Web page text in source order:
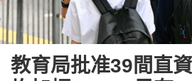
教育局批准39間直